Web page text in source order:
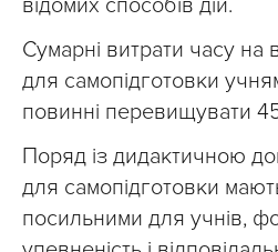
відомих способів дій.
Сумарні витрати часу на
для самопідготовки
повинні перевищувати
Поряд із дидактичною
для самопідготовки
посильними для учнів,